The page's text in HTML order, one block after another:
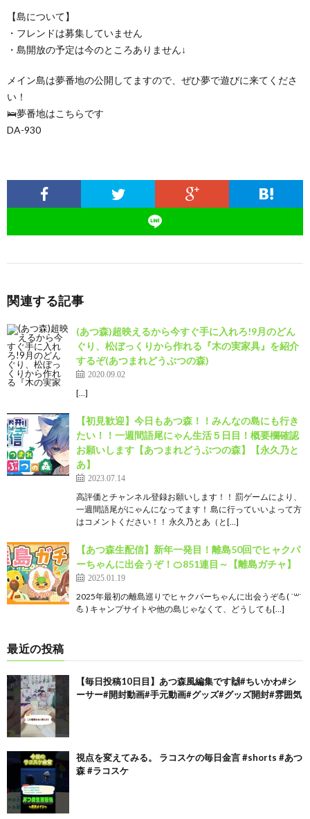
【島について】
・フレンドは募集していません
・島開放の予定は今のところありません↓
メイン島は夢番地の公開してますので、ぜひ夢で遊びに来てくださ
い！
🛌夢番地はこちらです
DA-930
関連する記事
(あつ森)超映えるから今すぐ手に入れろ!9月のどん
ぐり、松ぼっくりから作れる『木の実家具』を紹介
するぞ(あつまれどうぶつの森)
2020.09.02
[…]
【初見歓迎】今日もあつ森！！みんなの島にも行き
たい！！一週間語尾にゃん生活５日目！概要欄確認
お願いします【あつまれどうぶつの森】【永久乃と
あ】
2023.07.14
高評価とチャンネル登録お願いします！！ 罰ゲームにより、
一週間語尾がにゃんになってます！ 島に行っていいよって方
はコメントください！！ 永久乃とあ（と[…]
【あつ森生配信】新年一発目！離島50回でヒャクパ
ーちゃんに出会うぞ！🍊851連目～【離島ガチャ】
2025.01.19
2025年最初の離島巡りでヒャクパーちゃんに出会うぞ💪( ˙꒳​˙
💪 ) キャンプサイトや他の島じゃなくて、どうしても[…]
最近の投稿
【毎日投稿10日目】あつ森風編集です🙌#ちいかわ#シ
ーサー#開封動画#手元動画#グッズ#グッズ開封#雰囲気
視点を変えてみる。 ラコスケの毎日金言 #shorts #あつ
森 #ラコスケ